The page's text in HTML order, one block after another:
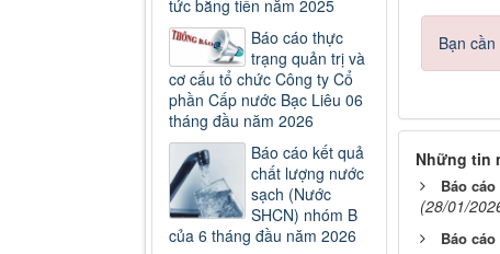
Bạn
Những tin
Báo
(28/01/
Báo
tức bằng tiền năm 2025
Báo cáo thực
trạng quản trị và
cơ cấu tổ chức Công ty Cổ
phần Cấp nước Bạc Liêu 06
tháng đầu năm 2026
Báo cáo kết quả
chất lượng nước
sạch (Nước
SHCN) nhóm B
của 6 tháng đầu năm 2026